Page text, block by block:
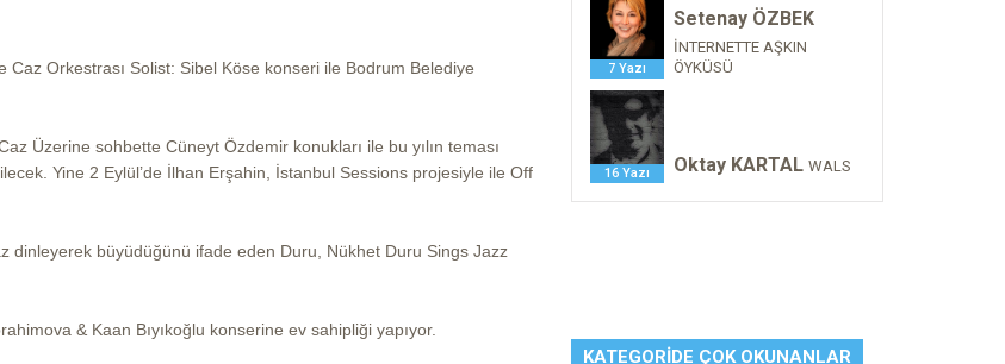
Caz Orkestrası Solist: Sibel Köse konseri ile Bodrum Belediye
Üzerine sohbette Cüneyt Özdemir konukları ile bu yılın teması
Yine 2 Eylül’de İlhan Erşahin, İstanbul Sessions projesiyle ile Off
dinleyerek büyüdüğünü ifade eden Duru, Nükhet Duru Sings Jazz
& Kaan Bıyıkoğlu konserine ev sahipliği yapıyor.
7 Yazı
Setenay ÖZBEK
İNTERNETTE AŞKIN
ÖYKÜSÜ
16 Yazı Oktay KARTAL WALS
KATEGORIDE ÇOK OKUNANLAR